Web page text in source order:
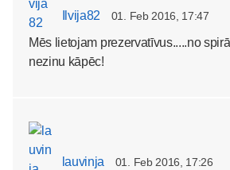
Ilvija82 01. Feb 2016, 17:47
Mēs lietojam prezervatīvus.....no
nezinu kāpēc!
lauvinja 01. Feb 2016, 17:26